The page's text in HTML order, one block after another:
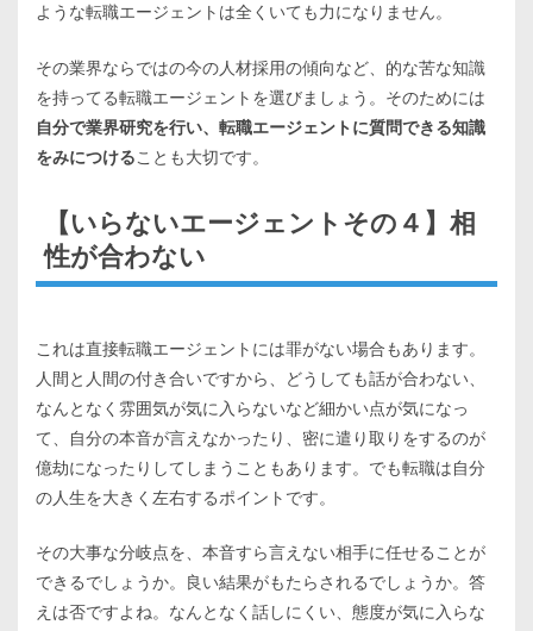
ような転職エージェントは全くいても力になりません。
その業界ならではの今の人材採用の傾向など、的な苦な知識
を持ってる転職エージェントを選びましょう。そのためには
自分で業界研究を行い、転職エージェントに質問できる知識
をみにつけることも大切です。
【いらないエージェントその４】相
性が合わない
これは直接転職エージェントには罪がない場合もあります。
人間と人間の付き合いですから、どうしても話が合わない、
なんとなく雰囲気が気に入らないなど細かい点が気になっ
て、自分の本音が言えなかったり、密に遣り取りをするのが
億劫になったりしてしまうこともあります。でも転職は自分
の人生を大きく左右するポイントです。
その大事な分岐点を、本音すら言えない相手に任せることが
できるでしょうか。良い結果がもたらされるでしょうか。答
えは否ですよね。なんとなく話しにくい、態度が気に入らな